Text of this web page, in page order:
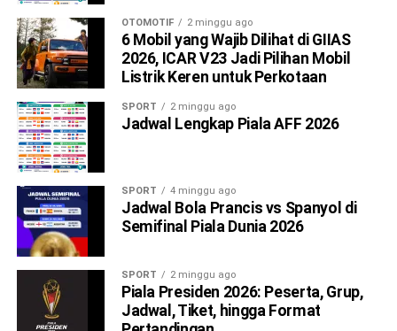
OTOMOTIF 2 minggu ago
6 Mobil yang Wajib Dilihat di GIIAS
2026, ICAR V23 Jadi Pilihan Mobil
Listrik Keren untuk Perkotaan
SPORT 2 minggu ago
Jadwal Lengkap Piala AFF 2026
SPORT 4 minggu ago
Jadwal Bola Prancis vs Spanyol di
Semifinal Piala Dunia 2026
SPORT 2 minggu ago
Piala Presiden 2026: Peserta, Grup,
Jadwal, Tiket, hingga Format